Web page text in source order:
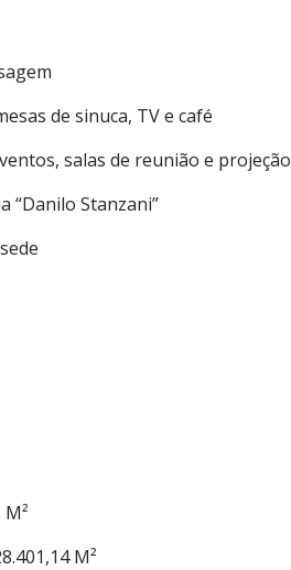
de sinuca, TV e café
salas de reunião e projeção
“Danilo Stanzani”
M²